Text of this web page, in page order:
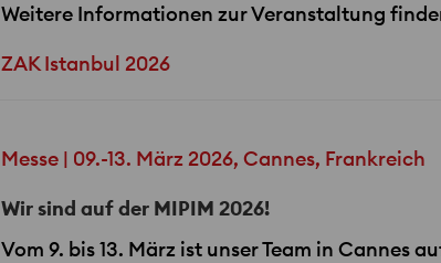
Weitere Informationen zur Veranstaltung
ZAK Istanbul 2026
Messe | 09.-13. März 2026, Cannes, Frankreich
Wir sind auf der MIPIM 2026!
Vom 9. bis 13. März ist unser Team in Cannes